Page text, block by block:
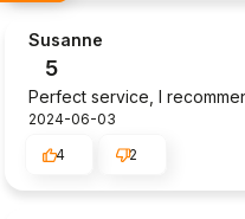
Susanne
5
Perfect service, I
2024-06-03
4
2